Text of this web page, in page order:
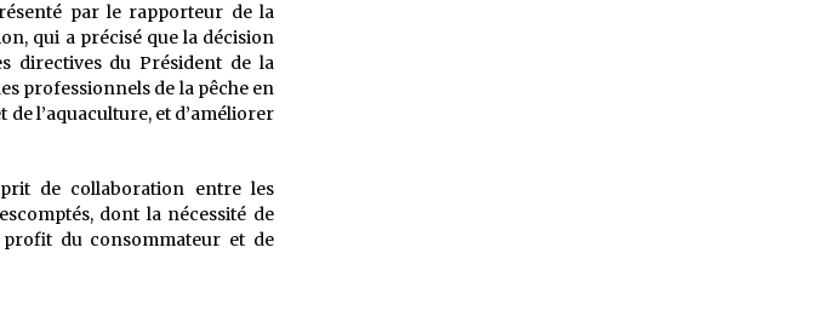
par le rapporteur de la
qui a précisé que la décision
directives du Président de la
professionnels de la pêche en
l’aquaculture, et d’améliorer
de collaboration entre les
dont la nécessité de
du consommateur et de